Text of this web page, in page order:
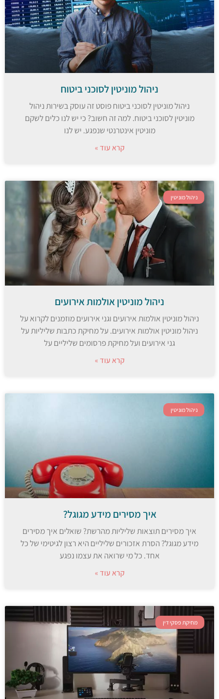
ניהול מוניטין לסוכני ביטוח
ניהול מוניטין לסוכני ביטוח פוסט זה עוסק בשירות ניהול
מוניטין לסוכני ביטוח. למה זה חשוב? כי יש לנו כלים לשקם
מוניטין אינטרנטי שנפגע. יש לנו
קרא עוד »
ניהול מוניטין
ניהול מוניטין אולמות אירועים
ניהול מוניטין אולמות אירועים וגני אירועים מוזמנים לקרוא על
ניהול מוניטין אולמות אירועים. על מחיקת כתבות שליליות על
גני אירועים ועל מחיקת פרסומים שליליים על
קרא עוד »
ניהול מוניטין
איך מסירים מידע מגוגל?
איך מסירים תוצאות שליליות מהרשת? שואלים איך מסירים
מידע מגוגל? הסרת אזכורים שליליים היא רצון לגיטימי של כל
אחד. כל מי שרואה את עצמו נפגע
קרא עוד »
מחיקת פסקי דין